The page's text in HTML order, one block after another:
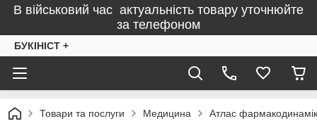
В військовий час актуальність товару уточнюйте
за телефоном
БУКІНІСТ +
Товари та послуги Медицина Атлас